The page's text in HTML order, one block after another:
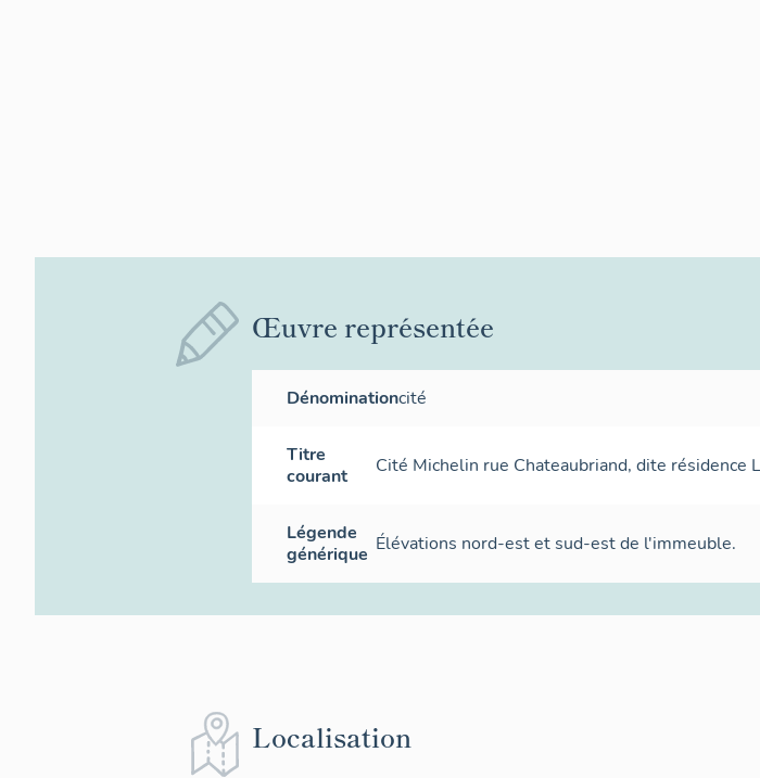
Œuvre représentée
Dénominationcité
Titre
courant
Cité Michelin rue Chateaubriand, dite résidence
Légende
générique Élévations nord-est et sud-est de l'immeuble.
Localisation